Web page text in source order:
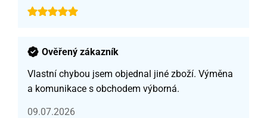
Ověřený zákazník
Vlastní chybou jsem objednal jiné zboží. Výměna
a komunikace s obchodem výborná.
09.07.2026